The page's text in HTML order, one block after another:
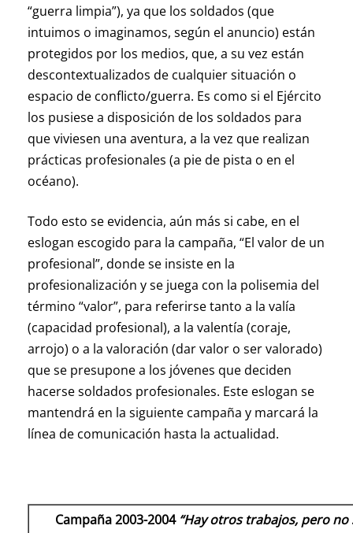
“guerra limpia”), ya que los soldados (que
intuimos o imaginamos, según el anuncio) están
protegidos por los medios, que, a su vez están
descontextualizados de cualquier situación o
espacio de conflicto/guerra. Es como si el Ejército
los pusiese a disposición de los soldados para
que viviesen una aventura, a la vez que realizan
prácticas profesionales (a pie de pista o en el
océano).
Todo esto se evidencia, aún más si cabe, en el
eslogan escogido para la campaña, “El valor de un
profesional”, donde se insiste en la
profesionalización y se juega con la polisemia del
término “valor”, para referirse tanto a la valía
(capacidad profesional), a la valentía (coraje,
arrojo) o a la valoración (dar valor o ser valorado)
que se presupone a los jóvenes que deciden
hacerse soldados profesionales. Este eslogan se
mantendrá en la siguiente campaña y marcará la
línea de comunicación hasta la actualidad.
Campaña 2003-2004 “Hay otros trabajos, pero no